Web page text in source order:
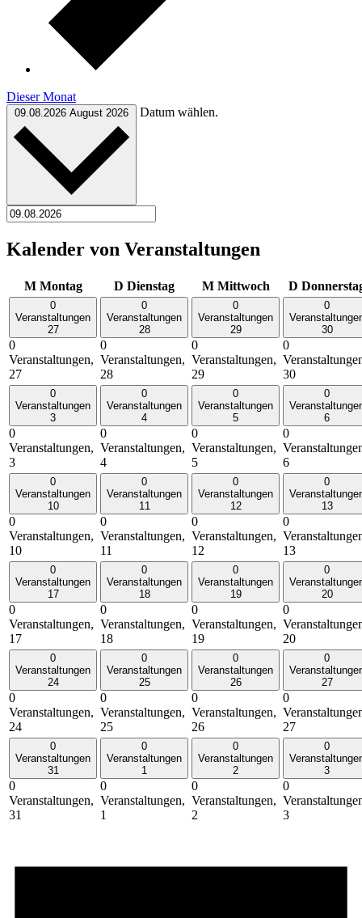
Dieser Monat
09.08.2026 August 2026 Datum wählen.
Kalender von Veranstaltungen
M Montag D Dienstag M Mittwoch D
0
Veranstaltungen
27
0
Veranstaltungen,
27
0
Veranstaltungen
28
0
Veranstaltungen,
28
0
Veranstaltungen
29
0
Veranstaltungen,
29
0
30
0
30
0
Veranstaltungen
3
0
Veranstaltungen,
3
0
Veranstaltungen
4
0
Veranstaltungen,
4
0
Veranstaltungen
5
0
Veranstaltungen,
5
0
6
0
6
0
Veranstaltungen
10
0
Veranstaltungen,
10
0
Veranstaltungen
11
0
Veranstaltungen,
11
0
Veranstaltungen
12
0
Veranstaltungen,
12
0
13
0
13
0
Veranstaltungen
17
0
Veranstaltungen,
17
0
Veranstaltungen
18
0
Veranstaltungen,
18
0
Veranstaltungen
19
0
Veranstaltungen,
19
0
20
0
20
0
Veranstaltungen
24
0
Veranstaltungen,
24
0
Veranstaltungen
25
0
Veranstaltungen,
25
0
Veranstaltungen
26
0
Veranstaltungen,
26
0
27
0
27
0
Veranstaltungen
31
0
Veranstaltungen,
31
0
Veranstaltungen
1
0
Veranstaltungen,
1
0
Veranstaltungen
2
0
Veranstaltungen,
2
0
3
0
3